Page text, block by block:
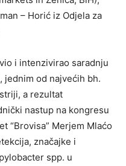
– Horić iz Odjela za
i intenzivirao saradnju
jednim od najvećih bh.
a rezultat
nastup na kongresu
“Brovisa” Merjem Mlaćo
značajke i
spp. u